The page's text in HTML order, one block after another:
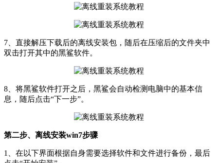
7、直接解压下载后的离线安装包，随后在压缩后的文件夹中
双击打开其中的黑鲨软件。
8、将黑鲨软件打开之后，黑鲨会自动检测电脑中的基本信
息，随后点击“下一步”。
第二步、离线安装win7步骤
1、在以下界面根据自身需要选择软件和文件进行备份，最后